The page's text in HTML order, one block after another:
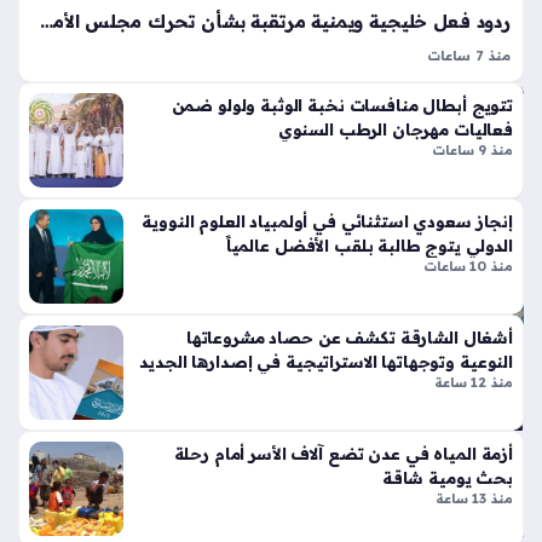
تين
نتا
ج
ي
تي
وبر
سب
ورت
تك
سر
قوا
عد
الت
ص
مي
م
ص
ح
ي
منذ
عة
واح
دة
ال
س
عو
دي
ة
ض
ردود فعل خليجية ويمنية مرتقبة بشأن تحرك مجلس الأمن ضد تصعيد الحوثيين
منذ 7 ساعات
أدان فيه هجمات الحوثيين ضد السعودية والسفن التجارية، وهو
موقف يمثل جوهر ردود الفعل الإقليمية على {الكلمة المفتاحية}
تتويج أبطال منافسات نخبة الوثبة ولولو ضمن
فعاليات مهرجان الرطب السنوي
منذ 9 ساعات
إنجاز سعودي استثنائي في أولمبياد العلوم النووية
الدولي يتوج طالبة بلقب الأفضل عالمياً
منذ 10 ساعات
أشغال الشارقة تكشف عن حصاد مشروعاتها
النوعية وتوجهاتها الاستراتيجية في إصدارها الجديد
منذ 12 ساعة
أزمة المياه في عدن تضع آلاف الأسر أمام رحلة
بحث يومية شاقة
منذ 13 ساعة